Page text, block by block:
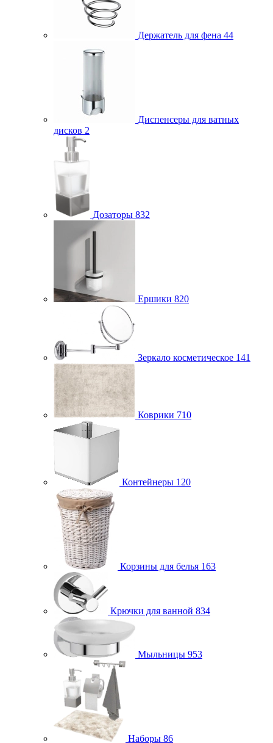
Держатель для фена 44
Диспенсеры для ватных
дисков 2
Дозаторы 832
Ершики 820
Зеркало косметическое 141
Коврики 710
Контейнеры 120
Корзины для белья 163
Крючки для ванной 834
Мыльницы 953
Наборы 86